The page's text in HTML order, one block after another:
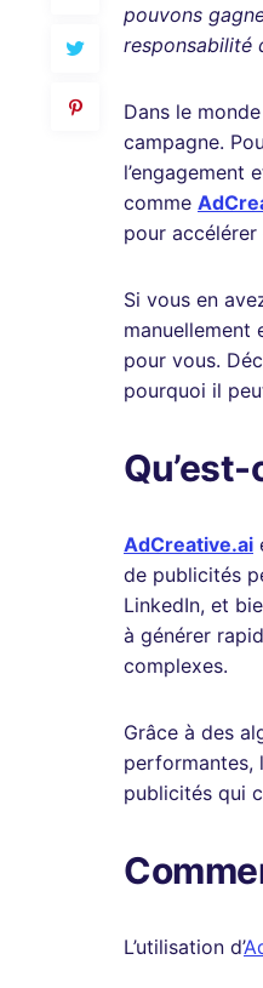
pouvons
responsabilité
Dans le
campagne.
l’engagement
comme
pour
Si vous en
manuellement
pour vous.
pourquoi il
AdCreative.ai
de publicités
LinkedIn, et
à générer
complexes.
Grâce à des
performantes,
publicités qui
L’utilisation d’